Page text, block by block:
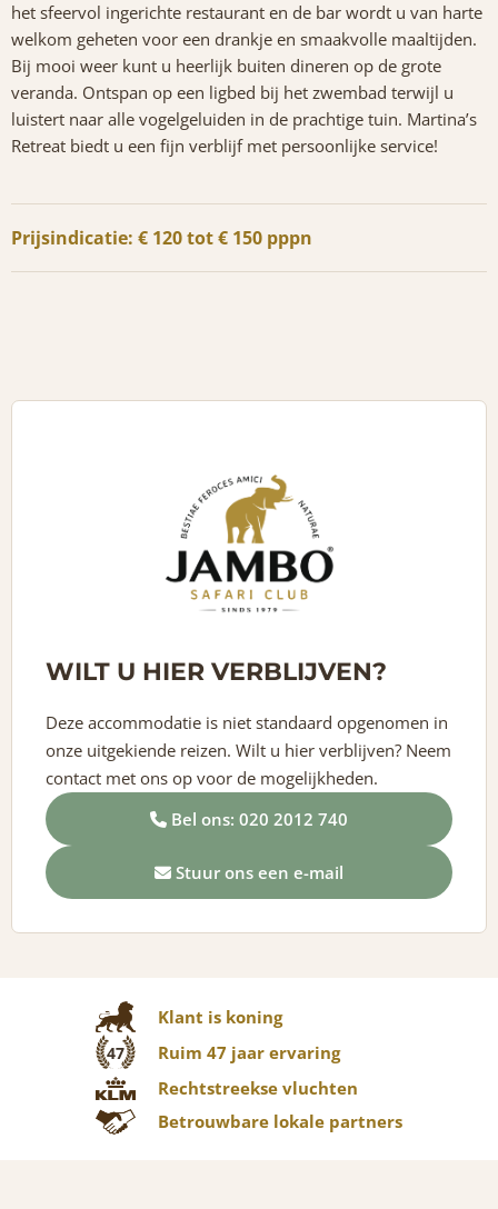
het sfeervol ingerichte restaurant en de bar wordt u van harte
welkom geheten voor een drankje en smaakvolle maaltijden.
Bij mooi weer kunt u heerlijk buiten dineren op de grote
veranda. Ontspan op een ligbed bij het zwembad terwijl u
luistert naar alle vogelgeluiden in de prachtige tuin. Martina’s
Retreat biedt u een fijn verblijf met persoonlijke service!
Prijsindicatie: € 120 tot € 150 pppn
WILT U HIER VERBLIJVEN?
Deze accommodatie is niet standaard opgenomen in
onze uitgekiende reizen. Wilt u hier verblijven? Neem
contact met ons op voor de mogelijkheden.
Bel ons: 020 2012 740
Stuur ons een e-mail
Klant is koning
47
Ruim 47 jaar ervaring
Rechtstreekse vluchten
Betrouwbare lokale partners